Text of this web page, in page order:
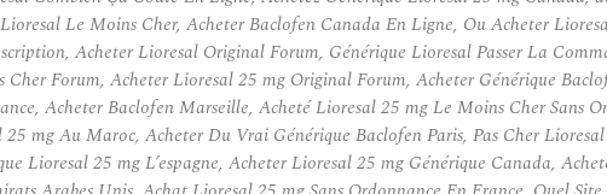
Le Moins Cher, Acheter Baclofen Canada En Ligne, Ou Acheter
Acheter Lioresal Original Forum, Générique Lioresal Passer La
Forum, Acheter Lioresal 25 mg Original Forum, Acheter Générique
Acheter Baclofen Marseille, Acheté Lioresal 25 mg Le Moins Cher Sans
mg Au Maroc, Acheter Du Vrai Générique Baclofen Paris, Pas Cher
25 mg L’espagne, Acheter Lioresal 25 mg Générique Canada,